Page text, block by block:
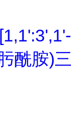
酰胺)三